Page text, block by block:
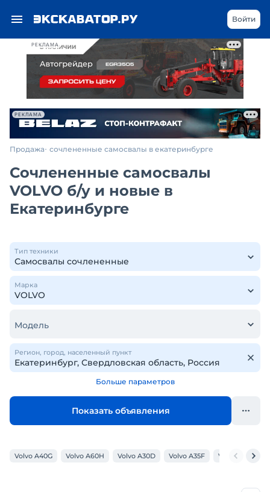
РЕКЛАМА
Войти
РЕКЛАМА
Продажа сочлененные самосвалы в екатеринбурге
Сочлененные самосвалы
VOLVO б/у и новые в
Екатеринбурге
Тип техники
Марка
Модель
Регион, город, населенный пункт
Больше параметров
Показать объявления
Volvo A40G Volvo A60H Volvo A30D Volvo A35F Volvo A30G